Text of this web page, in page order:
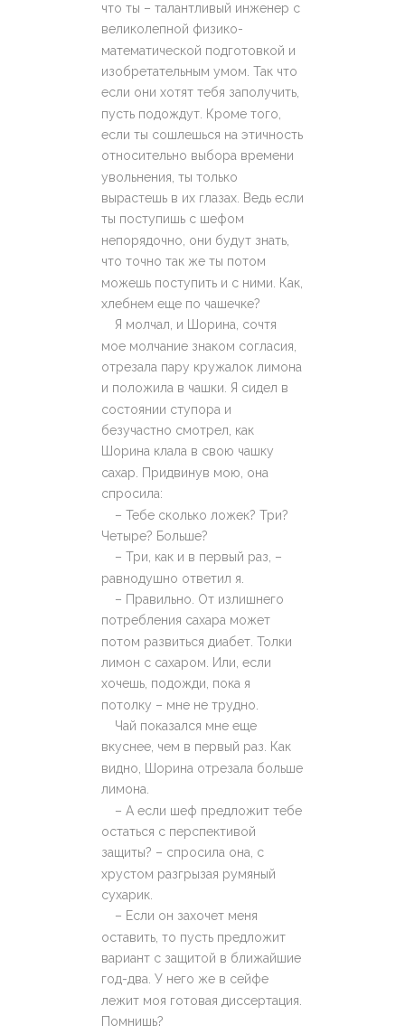
что ты – талантливый инженер с
великолепной физико-
математической подготовкой и
изобретательным умом. Так что
если они хотят тебя заполучить,
пусть подождут. Кроме того,
если ты сошлешься на этичность
относительно выбора времени
увольнения, ты только
вырастешь в их глазах. Ведь если
ты поступишь с шефом
непорядочно, они будут знать,
что точно так же ты потом
можешь поступить и с ними. Как,
хлебнем еще по чашечке?
Я молчал, и Шорина, сочтя
мое молчание знаком согласия,
отрезала пару кружалок лимона
и положила в чашки. Я сидел в
состоянии ступора и
безучастно смотрел, как
Шорина клала в свою чашку
сахар. Придвинув мою, она
спросила:
– Тебе сколько ложек? Три?
Четыре? Больше?
– Три, как и в первый раз, –
равнодушно ответил я.
– Правильно. От излишнего
потребления сахара может
потом развиться диабет. Толки
лимон с сахаром. Или, если
хочешь, подожди, пока я
потолку – мне не трудно.
Чай показался мне еще
вкуснее, чем в первый раз. Как
видно, Шорина отрезала больше
лимона.
– А если шеф предложит тебе
остаться с перспективой
защиты? – спросила она, с
хрустом разгрызая румяный
сухарик.
– Если он захочет меня
оставить, то пусть предложит
вариант с защитой в ближайшие
год-два. У него же в сейфе
лежит моя готовая диссертация.
Помнишь?